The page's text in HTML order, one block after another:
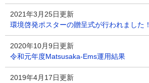
2021年3月25日更新
環境啓発ポスターの贈呈式が行われました！
2020年10月9日更新
令和元年度Matsusaka-Ems運用結果
2019年4月17日更新